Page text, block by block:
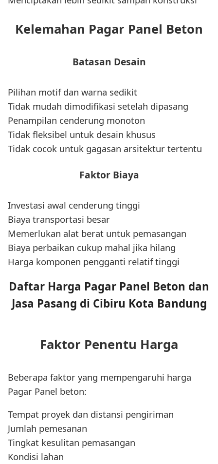
Kelemahan Pagar Panel Beton
Batasan Desain
Pilihan motif dan warna sedikit
Tidak mudah dimodifikasi setelah dipasang
Penampilan cenderung monoton
Tidak fleksibel untuk desain khusus
Tidak cocok untuk gagasan arsitektur tertentu
Faktor Biaya
Investasi awal cenderung tinggi
Biaya transportasi besar
Memerlukan alat berat untuk pemasangan
Biaya perbaikan cukup mahal jika hilang
Harga komponen pengganti relatif tinggi
Daftar Harga Pagar Panel Beton dan
Jasa Pasang di Cibiru Kota Bandung
Faktor Penentu Harga
Beberapa faktor yang mempengaruhi harga
Pagar Panel beton:
Tempat proyek dan distansi pengiriman
Jumlah pemesanan
Tingkat kesulitan pemasangan
Kondisi lahan